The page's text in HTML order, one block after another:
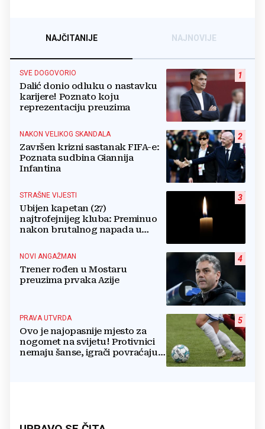
NAJČITANIJE NAJNOVIJE
1
SVE DOGOVORIO
Dalić donio odluku o nastavku
karijere! Poznato koju
reprezentaciju preuzima
2
NAKON VELIKOG SKANDALA
Završen krizni sastanak FIFA-e:
Poznata sudbina Giannija
Infantina
3
STRAŠNE VIJESTI
Ubijen kapetan (27)
najtrofejnijeg kluba: Preminuo
nakon brutalnog napada u
4
NOVI ANGAŽMAN
Trener rođen u Mostaru
preuzima prvaka Azije
5
PRAVA UTVRDA
Ovo je najopasnije mjesto za
nogomet na svijetu! Protivnici
nemaju šanse, igrači povraćaju,